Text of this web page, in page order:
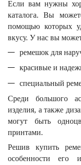
Если вам нужны
каталога. Вы
помощью которых
вкусу. У нас вы
ремешок для
красивые и
специальный
Среди большого
изделия, а также
могут быть
принтами.
Решив купить
особенности его